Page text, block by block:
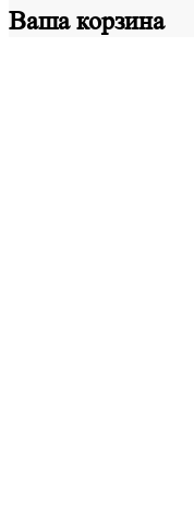
Вашакорзина